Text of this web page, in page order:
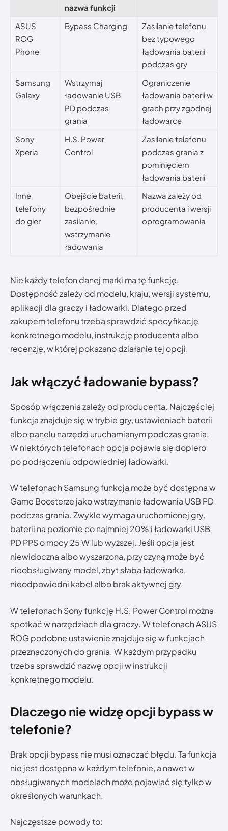
nazwa funkcji
ASUS
ROG
Phone
Bypass Charging
Zasilanie telefonu
bez typowego
ładowania baterii
podczas gry
Samsung
Galaxy
Wstrzymaj
ładowanie USB
PD podczas
grania
Ograniczenie
ładowania baterii w
grach przy zgodnej
ładowarce
Sony
Xperia
H.S. Power
Control
Zasilanie telefonu
podczas grania z
pominięciem
ładowania baterii
Inne
telefony
do gier
Obejście baterii,
bezpośrednie
zasilanie,
wstrzymanie
ładowania
Nazwa zależy od
producenta i wersji
oprogramowania
Nie każdy telefon danej marki ma tę funkcję.
Dostępność zależy od modelu, kraju, wersji systemu,
aplikacji dla graczy i ładowarki. Dlatego przed
zakupem telefonu trzeba sprawdzić specyfikację
konkretnego modelu, instrukcję producenta albo
recenzję, w której pokazano działanie tej opcji.
Jak włączyć ładowanie bypass?
Sposób włączenia zależy od producenta. Najczęściej
funkcja znajduje się w trybie gry, ustawieniach baterii
albo panelu narzędzi uruchamianym podczas grania.
W niektórych telefonach opcja pojawia się dopiero
po podłączeniu odpowiedniej ładowarki.
W telefonach Samsung funkcja może być dostępna w
Game Boosterze jako wstrzymanie ładowania USB PD
podczas grania. Zwykle wymaga uruchomionej gry,
baterii na poziomie co najmniej 20% i ładowarki USB
PD PPS o mocy 25 W lub wyższej. Jeśli opcja jest
niewidoczna albo wyszarzona, przyczyną może być
nieobsługiwany model, zbyt słaba ładowarka,
nieodpowiedni kabel albo brak aktywnej gry.
W telefonach Sony funkcję H.S. Power Control można
spotkać w narzędziach dla graczy. W telefonach ASUS
ROG podobne ustawienie znajduje się w funkcjach
przeznaczonych do grania. W każdym przypadku
trzeba sprawdzić nazwę opcji w instrukcji
konkretnego modelu.
Dlaczego nie widzę opcji bypass w
telefonie?
Brak opcji bypass nie musi oznaczać błędu. Ta funkcja
nie jest dostępna w każdym telefonie, a nawet w
obsługiwanych modelach może pojawiać się tylko w
określonych warunkach.
Najczęstsze powody to: